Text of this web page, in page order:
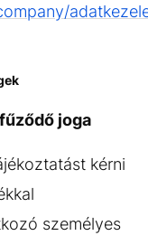
joga
kérni
személyes